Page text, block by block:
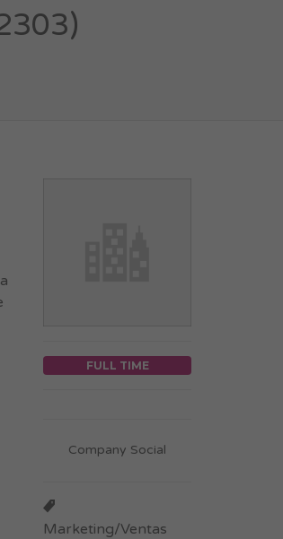
FULL TIME
Company Social
Marketing/Ventas